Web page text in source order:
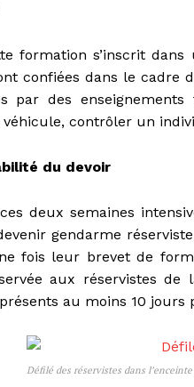
formation s’inscrit
confiées dans le cadre
par des
contrôler un
du devoir
deux semaines
gendarme
fois leur brevet de
aux réservistes
au moins 10 jours
Défilé des réservistes dans